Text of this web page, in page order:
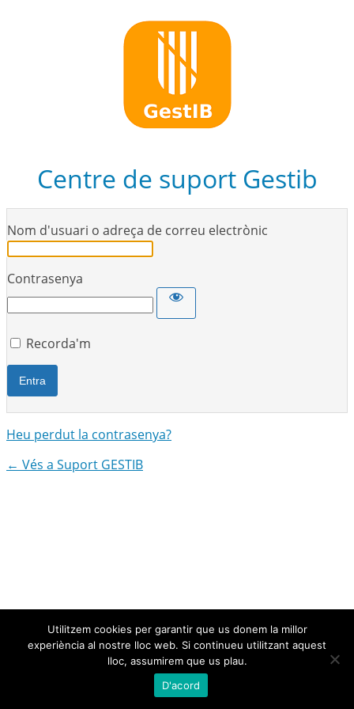
Centre de suport Gestib
Nom d'usuari o adreça de correu electrònic
Contrasenya
Recorda'm
Heu perdut la contrasenya?
← Vés a Suport GESTIB
Utilitzem cookies per garantir que us donem la millor
experiència al nostre lloc web. Si continueu utilitzant aquest
lloc, assumirem que us plau.
D'acord